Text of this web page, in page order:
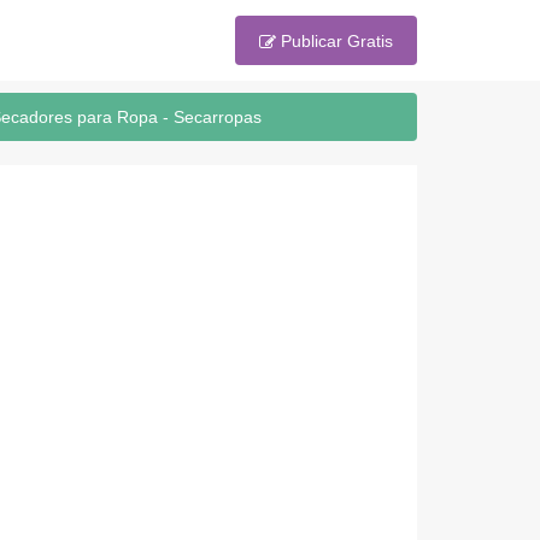
Publicar Gratis
para Ropa - Secarropas